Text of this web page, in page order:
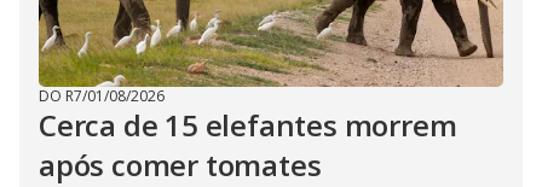
DO R7/01/08/2026
Cerca de 15 elefantes morrem
após comer tomates